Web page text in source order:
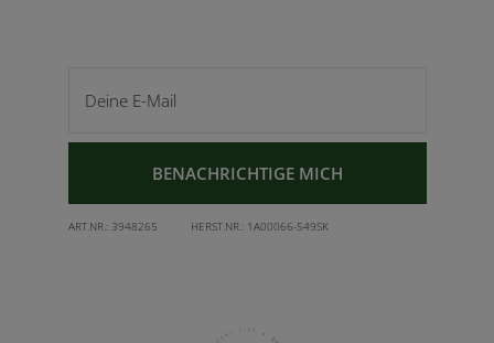
BENACHRICHTIGE MICH
ART.NR.: 3948265 HERST.NR.: 1A00066-549SK